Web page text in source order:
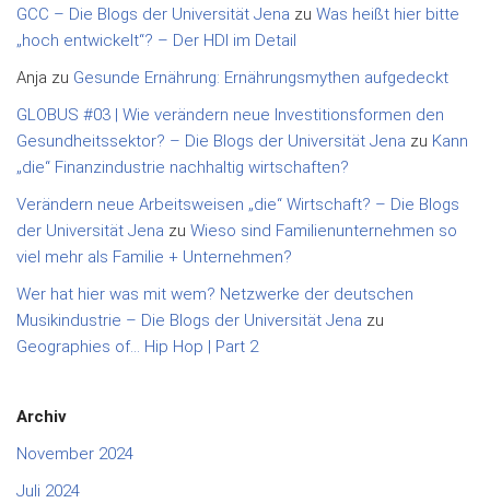
GCC – Die Blogs der Universität Jena zu Was heißt hier bitte
„hoch entwickelt“? – Der HDI im Detail
Anja zu Gesunde Ernährung: Ernährungsmythen aufgedeckt
GLOBUS #03 | Wie verändern neue Investitionsformen den
Gesundheitssektor? – Die Blogs der Universität Jena zu Kann
„die“ Finanzindustrie nachhaltig wirtschaften?
Verändern neue Arbeitsweisen „die“ Wirtschaft? – Die Blogs
der Universität Jena zu Wieso sind Familienunternehmen so
viel mehr als Familie + Unternehmen?
Wer hat hier was mit wem? Netzwerke der deutschen
Musikindustrie – Die Blogs der Universität Jena zu
Geographies of… Hip Hop | Part 2
Archiv
November 2024
Juli 2024